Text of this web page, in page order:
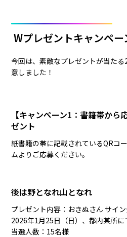
Wプレゼントキャンペー
今回は、素敵なプレゼントが当たる
意しました！
【キャンペーン1：書籍帯から
ゼント
紙書籍の帯に記載されているQRコ
ムよりご応募ください。
後は野となれ山となれ
プレゼント内容：おきぬさん サイン
2026年1月25日（日）、都内某所に
当選人数：15名様